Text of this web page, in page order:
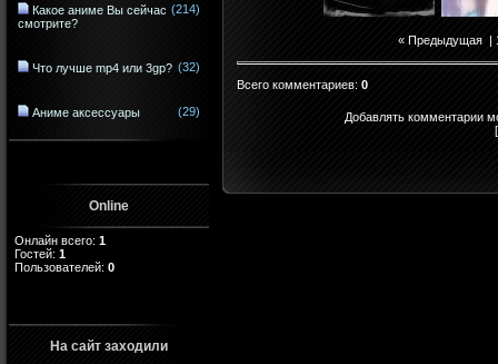
Какое аниме Вы сейчас
смотрите?
(214)
Что лучше mp4 или 3gp? (32)
Аниме аксессуары (29)
Online
Онлайн всего: 1
Гостей: 1
Пользователей: 0
На сайт заходили
« Предыдущая |
Всего комментариев: 0
Добавлять комментарии